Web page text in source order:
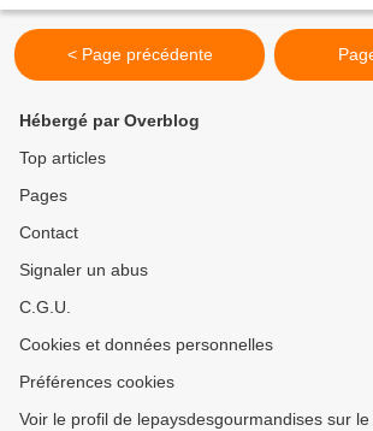
< Page précédente
Hébergé par Overblog
Top articles
Pages
Contact
Signaler un abus
C.G.U.
Cookies et données personnelles
Préférences cookies
Voir le profil de lepaysdesgourmandises sur